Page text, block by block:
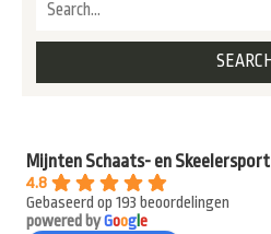
Mijnten Schaats- en Skeelersport
4.8
Gebaseerd op 193 beoordelingen
powered byGoogle